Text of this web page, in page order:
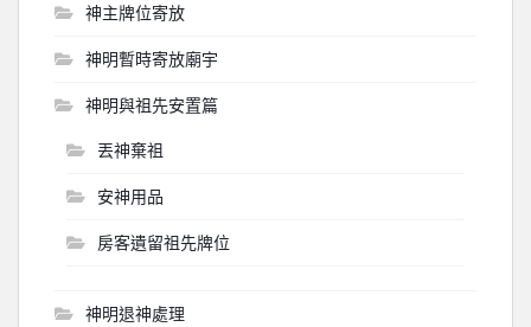
神主牌位寄放
神明暫時寄放廟宇
神明與祖先安置篇
丟神棄祖
安神用品
房客遺留祖先牌位
神明退神處理